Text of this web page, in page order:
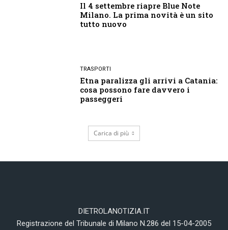
Il 4 settembre riapre Blue Note
Milano. La prima novità è un sito
tutto nuovo
TRASPORTI
Etna paralizza gli arrivi a Catania:
cosa possono fare davvero i
passeggeri
Carica di più
DIETROLANOTIZIA.IT
Registrazione del Tribunale di Milano N.286 del 15-04-2005